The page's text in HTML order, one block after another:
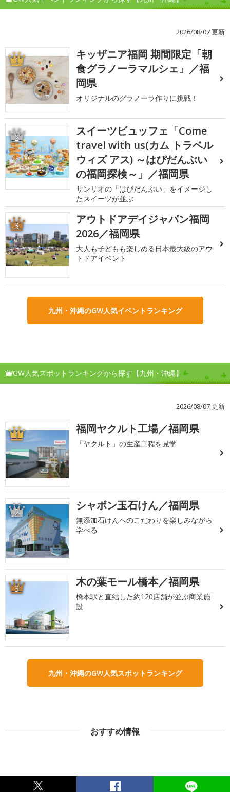
2026/08/07 更新
1
キッザニア福岡 期間限定「朝
食グラノーラマルシェ」／福
岡県
オリジナルのグラノーラ作りに挑戦！
2
スイーツビュッフェ「Come
travel with us(カム トラベル
ウィズ アス) ～はぴだんぶい
の福岡探検～」／福岡県
サンリオの「はぴだんぶい」をイメージし
たスイーツが並ぶ
3
アウトドアデイジャパン福岡
2026／福岡県
大人も子どもも楽しめる日本最大級のアウ
トドアイベント
九州・沖縄のGW人気イベントランキング
GW人気スポットランキングから探す【九州・沖縄】
2026/08/07 更新
1 福岡ヤクルト工場／福岡県
「ヤクルト」の生産工程を見学
2 シャボン玉石けん／福岡県
無添加石けんへのこだわりを楽しみながら
学べる
3 木の葉モール橋本／福岡県
橋本駅と直結した約120店舗が並ぶ商業施
設
九州・沖縄のGW人気スポットランキング
おすすめ情報